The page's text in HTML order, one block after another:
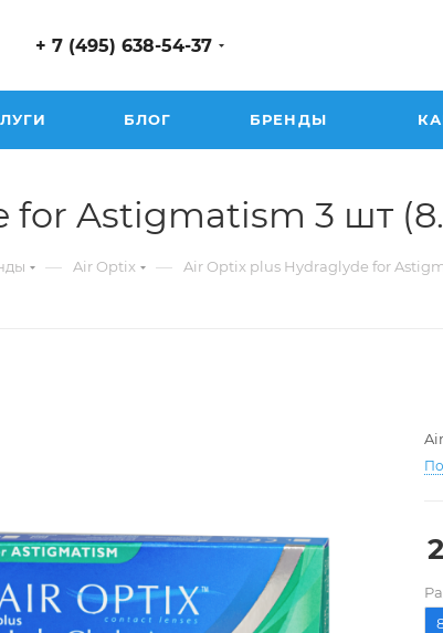
+ 7 (495) 638-54-37
БЛОГ БРЕНДЫ
Astigmatism 3 шт
— Air Optix — Air Optix plus Hydraglyde for